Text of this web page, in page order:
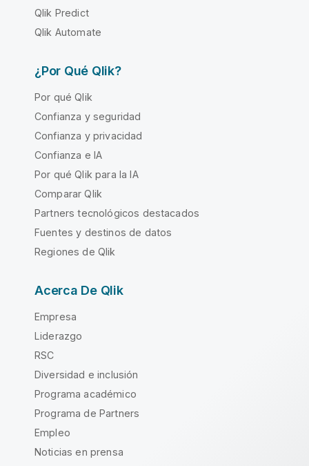
Qlik Predict
Qlik Automate
¿Por Qué Qlik?
Por qué Qlik
Confianza y seguridad
Confianza y privacidad
Confianza e IA
Por qué Qlik para la IA
Comparar Qlik
Partners tecnológicos destacados
Fuentes y destinos de datos
Regiones de Qlik
Acerca De Qlik
Empresa
Liderazgo
RSC
Diversidad e inclusión
Programa académico
Programa de Partners
Empleo
Noticias en prensa